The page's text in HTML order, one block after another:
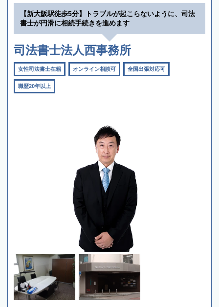
【新大阪駅徒歩5分】トラブルが起こらないように、司法
書士が円滑に相続手続きを進めます
司法書士法人西事務所
女性司法書士在籍 オンライン相談可 全国出張対応可
職歴20年以上